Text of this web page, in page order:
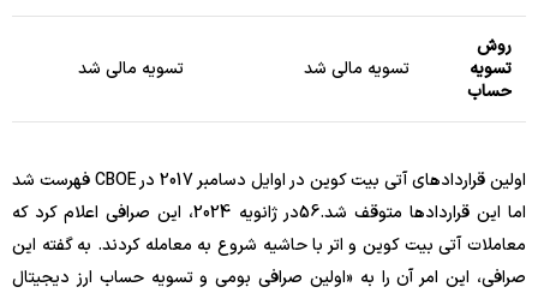
روش
تسویه
حساب
تسویه مالی شد تسویه مالی شد
اولین قراردادهای آتی بیت کوین در اوایل دسامبر 2017 در CBOE فهرست شد
اما این قراردادها متوقف شد. 56
در ژانویه 2024، این صرافی اعلام کرد که
معاملات آتی بیت کوین و اتر با حاشیه شروع به معامله کردند. به گفته این
صرافی، این امر آن را به «اولین صرافی بومی و تسویه حساب ارز دیجیتال